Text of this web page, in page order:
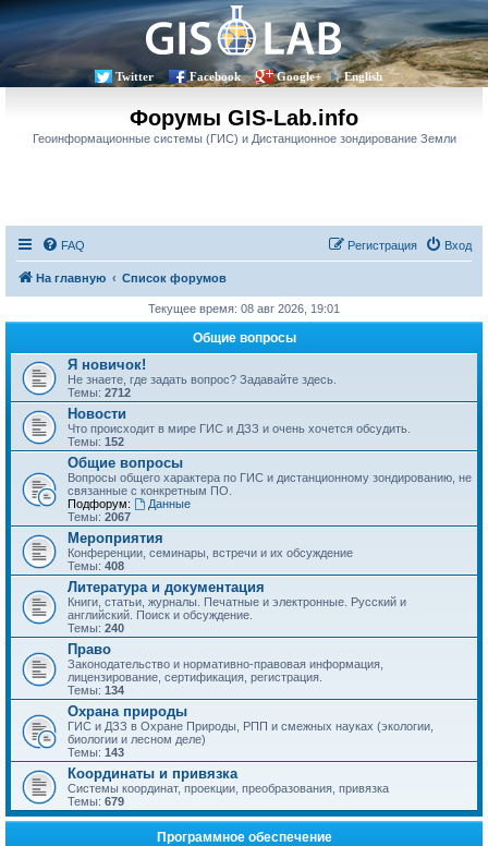
Twitter Facebook Google+ English
Форумы GIS-Lab.info
Геоинформационные системы (ГИС) и Дистанционное зондирование Земли
FAQ Вход
Регистрация
На главную Список форумов
Текущее время: 08 авг 2026, 19:01
Общие вопросы
Я новичок!
Не знаете, где задать вопрос? Задавайте здесь.
Темы: 2712
Новости
Что происходит в мире ГИС и ДЗЗ и очень хочется обсудить.
Темы: 152
Общие вопросы
Вопросы общего характера по ГИС и дистанционному зондированию, не
связанные с конкретным ПО.
Подфорум:
Данные
Темы: 2067
Мероприятия
Конференции, семинары, встречи и их обсуждение
Темы: 408
Литература и документация
Книги, статьи, журналы. Печатные и электронные. Русский и
английский. Поиск и обсуждение.
Темы: 240
Право
Законодательство и нормативно-правовая информация,
лицензирование, сертификация, регистрация.
Темы: 134
Охрана природы
ГИС и ДЗЗ в Охране Природы, РПП и смежных науках (экологии,
биологии и лесном деле)
Темы: 143
Координаты и привязка
Системы координат, проекции, преобразования, привязка
Темы: 679
Программное обеспечение